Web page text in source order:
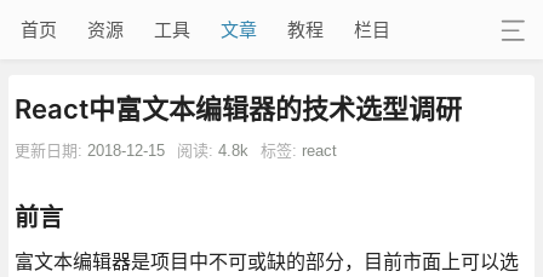
首页 资源 工具 文章 教程 栏目
React中富文本编辑器的技术选型调研
更新日期: 2018-12-15 阅读: 4.8k 标签: react
前言
富文本编辑器是项目中不可或缺的部分，目前市面上可以选